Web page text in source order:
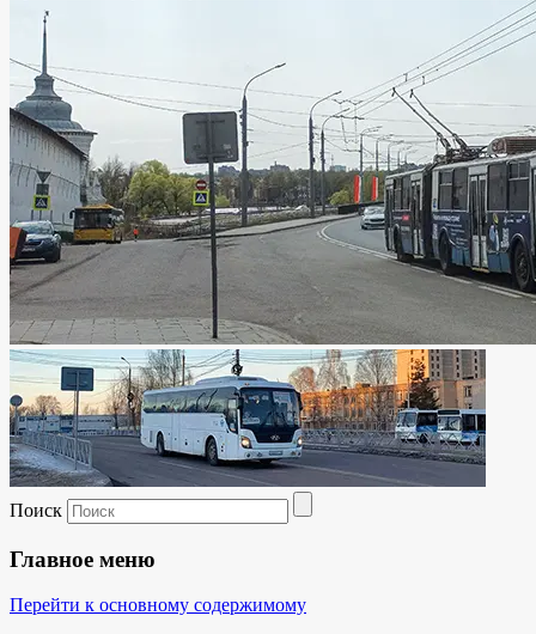
Поиск
Главное меню
Перейти к основному содержимому